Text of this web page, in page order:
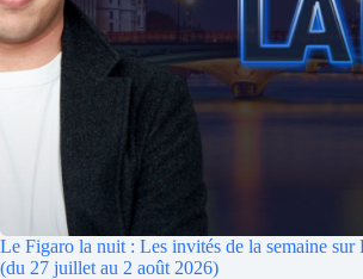
Le Figaro la nuit : Les invités de la semaine
(du 27 juillet au 2 août 2026)